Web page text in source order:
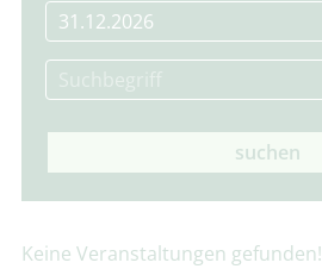
suchen
Keine Veranstaltungen gefunden!